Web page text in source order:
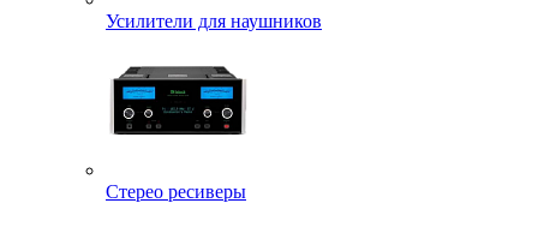
Усилители для наушников
Стерео ресиверы